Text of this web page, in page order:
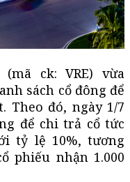
(mã ck: VRE) vừa
sách cổ đông để
Theo đó, ngày 1/7
để chi trả cổ tức
tỷ lệ 10%, tương
phiếu nhận 1.000